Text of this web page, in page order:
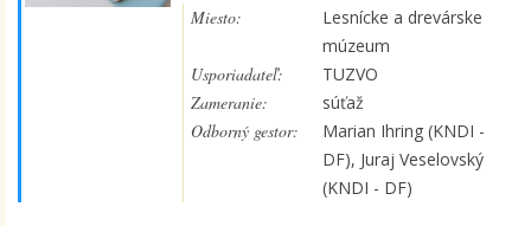
Miesto:
Lesnícke a drevárske
múzeum
Usporiadateľ:
TUZVO
Zameranie:
súťaž
Odborný gestor:
Marian Ihring (KNDI -
DF), Juraj Veselovský
(KNDI - DF)